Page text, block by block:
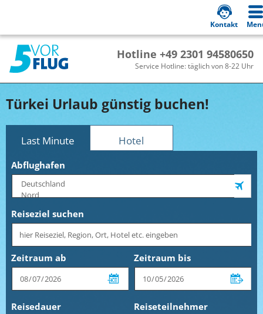
Hotline +49 2301 94580650
Service Hotline: täglich von 8-22 Uhr
Kontakt
Türkei Urlaub günstig buchen!
Last Minute Hotel
Abflughafen
Reiseziel suchen
Zeitraum ab Zeitraum bis
Reisedauer Reiseteilnehmer